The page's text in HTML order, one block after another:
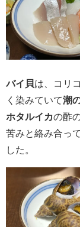
バイ貝 は、コリ
く染みていて潮
ホタルイカの酢
苦みと絡み合っ
した。